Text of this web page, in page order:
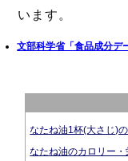
います。
文部科学省「食品成分デ
なたね油1杯(大さじ)
なたね油のカロリー